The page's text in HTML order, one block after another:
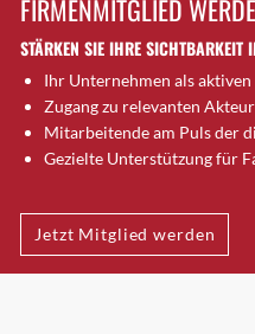
Brugg AG
Brütten
Bubendorf
Bubikon
Buchs (SG)
Bäretswil
Bülach
Cazis
FIRMENMITGLIED
STÄRKEN SIE IHRE SICHTBARKEIT
Ihr Unternehmen als
Zugang zu relevanten
Mitarbeitende am Puls der
Gezielte Unterstützung für
Jetzt Mitglied werden